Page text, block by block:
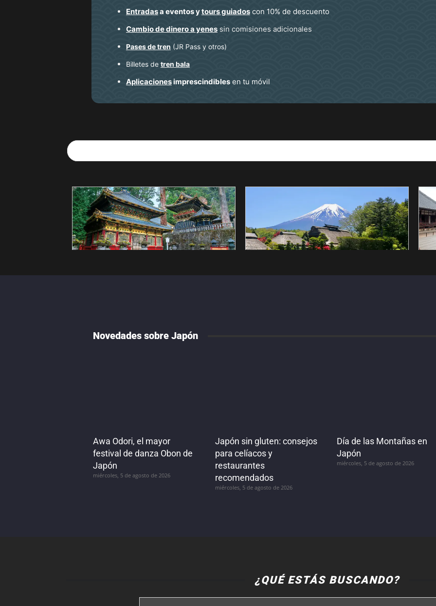
Entradasa eventos ytours guiados con 10% de descuento
Cambio de dinero a yenes sin comisiones adicionales
Pases de tren (JR Pass y otros)
Billetes de tren bala
Aplicacionesimprescindibles en tu móvil
Novedades sobre Japón
Awa Odori, el mayor
festival de danza Obon de
Japón
miércoles, 5 de agosto de 2026
Japón sin gluten: consejos
para celíacos y
restaurantes
recomendados
miércoles, 5 de agosto de 2026
Día de las Montañas en
Japón
miércoles, 5 de agosto de 2026
¿QUÉ ESTÁS BUSCANDO?